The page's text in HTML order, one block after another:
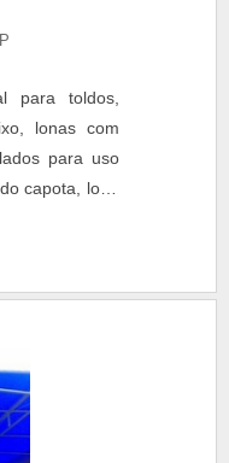
para toldos,
lonas com
para uso
capota, lona
de
com